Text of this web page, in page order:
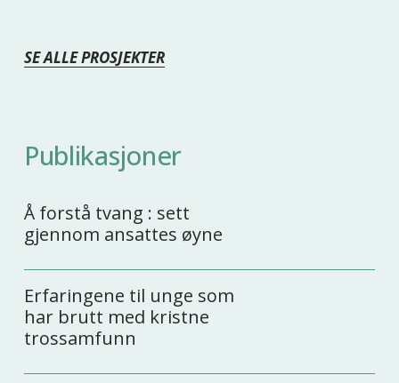
SE ALLE PROSJEKTER
Publikasjoner
Å forstå tvang : sett
gjennom ansattes øyne
Erfaringene til unge som
har brutt med kristne
trossamfunn